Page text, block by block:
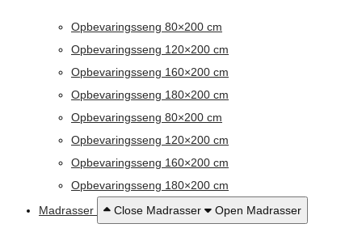
Opbevaringsseng 80×200 cm
Opbevaringsseng 120×200 cm
Opbevaringsseng 160×200 cm
Opbevaringsseng 180×200 cm
Opbevaringsseng 80×200 cm
Opbevaringsseng 120×200 cm
Opbevaringsseng 160×200 cm
Opbevaringsseng 180×200 cm
Madrasser
Close Madrasser Open Madrasser